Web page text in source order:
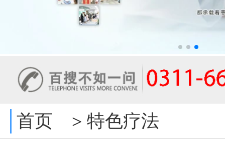
首页 > 特色疗法